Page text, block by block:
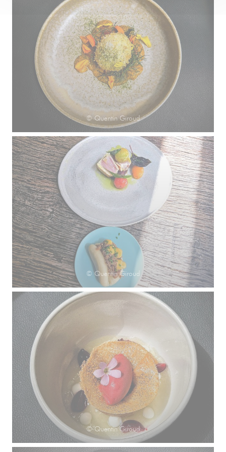
© Quentin Giroud
© Quentin Giroud
© Quentin Giroud